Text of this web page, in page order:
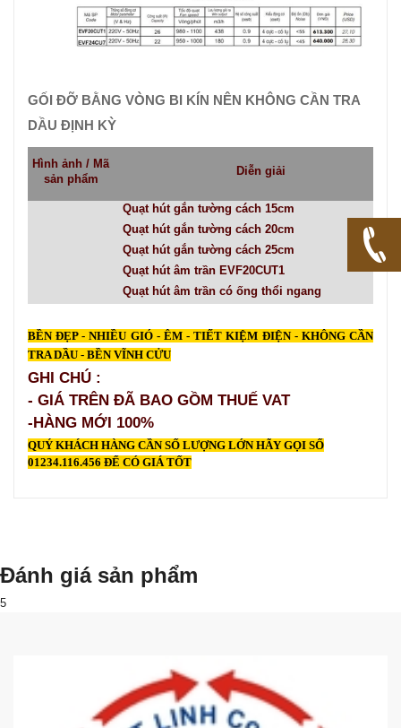
GỐI ĐỠ BẰNG VÒNG BI KÍN NÊN KHÔNG CẦN TRA
DẦU ĐỊNH KỲ
Hình ảnh / Mã
sản phẩm
Diễn giải
Quạt hút gắn tường cách 15cm
Quạt hút gắn tường cách 20cm
Quạt hút gắn tường cách 25cm
Quạt hút âm trần EVF20CUT1
Quạt hút âm trần có ống thổi ngang
BỀN ĐẸP - NHIỀU GIÓ - ÊM - TIẾT KIỆM ĐIỆN - KHÔNG CẦN
TRA DẦU - BỀN VĨNH CỬU
GHI CHÚ :
- GIÁ TRÊN ĐÃ BAO GỒM THUẾ VAT
-HÀNG MỚI 100%
QUÝ KHÁCH HÀNG CẦN SỐ LƯỢNG LỚN HÃY GỌI SỐ
01234.116.456 ĐỂ CÓ GIÁ TỐT
Đánh giá sản phẩm
5